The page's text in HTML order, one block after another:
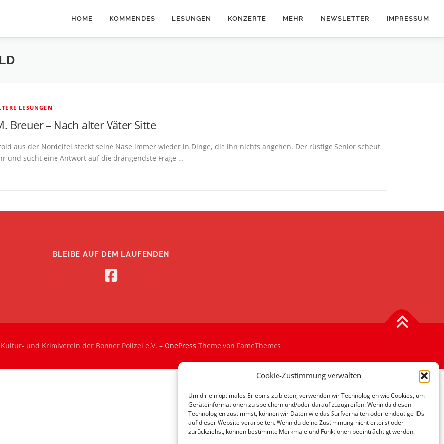
Cookie-Zustimmung verwalten
Um dir ein optimales Erlebnis zu bieten, verwenden wir Technologien wie Cookies, um
Geräteinformationen zu speichern und/oder darauf zuzugreifen. Wenn du diesen
Technologien zustimmst, können wir Daten wie das Surfverhalten oder eindeutige IDs
auf dieser Website verarbeiten. Wenn du deine Zustimmung nicht erteilst oder
zurückziehst, können bestimmte Merkmale und Funktionen beeinträchtigt werden.
HOME KOMMENDES LESUNGEN KONZERTE MEHR NEWSLETTER IMPRESSUM
LESUNGEN
Breuer – Nach alter Väter Sitte
aus der Nordeifel steckt seine Nase immer wieder in Dinge, die ihn nichts angehen. Der rüstige Senior scheut
und sucht eine Antwort auf die drängendste Frage …
BLEIBE AUF DEM LAUFENDEN
und Krimiverein der Bonner Polizei e.V. – OnePress Theme von FameThemes